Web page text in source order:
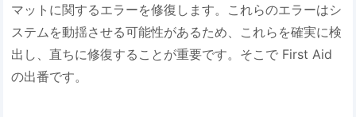
マットに関するエラーを修復します。これらのエラーはシ
ステムを動揺させる可能性があるため、これらを確実に検
出し、直ちに修復することが重要です。そこで First Aid
の出番です。